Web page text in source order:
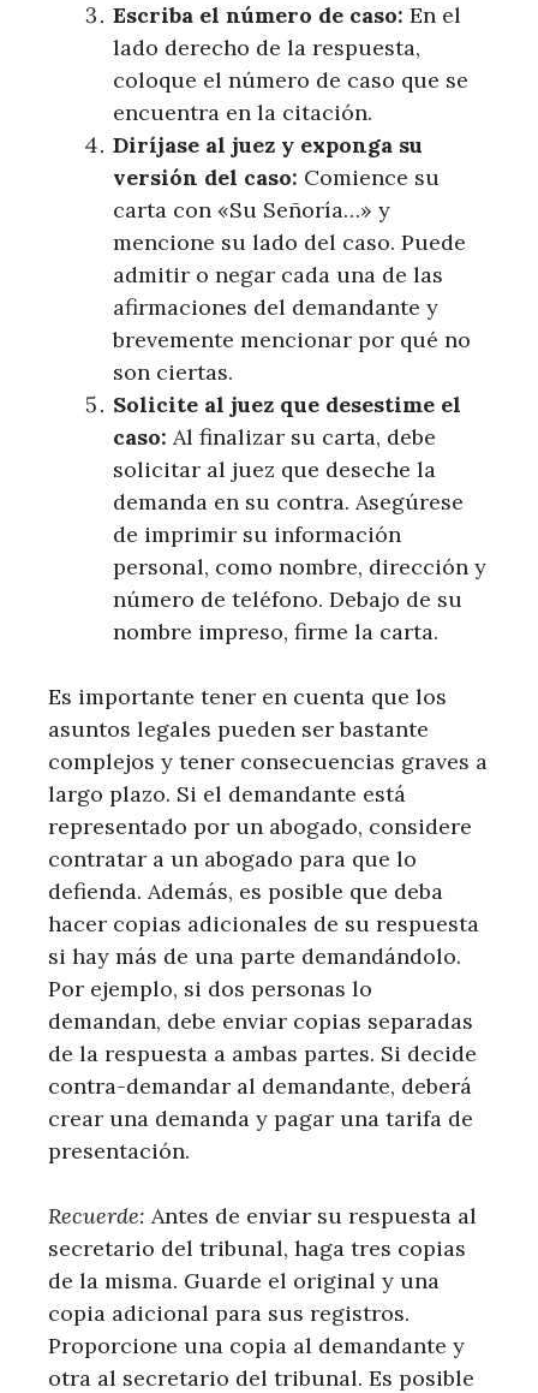
Escriba el número de caso: En el
lado derecho de la respuesta,
coloque el número de caso que se
encuentra en la citación.
Diríjase al juez y exponga su
versión del caso: Comience su
carta con «Su Señoría…» y
mencione su lado del caso. Puede
admitir o negar cada una de las
afirmaciones del demandante y
brevemente mencionar por qué no
son ciertas.
Solicite al juez que desestime el
caso: Al finalizar su carta, debe
solicitar al juez que deseche la
demanda en su contra. Asegúrese
de imprimir su información
personal, como nombre, dirección y
número de teléfono. Debajo de su
nombre impreso, firme la carta.
Es importante tener en cuenta que los
asuntos legales pueden ser bastante
complejos y tener consecuencias graves a
largo plazo. Si el demandante está
representado por un abogado, considere
contratar a un abogado para que lo
defienda. Además, es posible que deba
hacer copias adicionales de su respuesta
si hay más de una parte demandándolo.
Por ejemplo, si dos personas lo
demandan, debe enviar copias separadas
de la respuesta a ambas partes. Si decide
contra-demandar al demandante, deberá
crear una demanda y pagar una tarifa de
presentación.
Recuerde: Antes de enviar su respuesta al
secretario del tribunal, haga tres copias
de la misma. Guarde el original y una
copia adicional para sus registros.
Proporcione una copia al demandante y
otra al secretario del tribunal. Es posible